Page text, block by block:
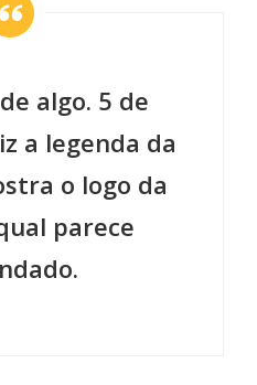
algo. 5 de
a legenda da
o logo da
parece